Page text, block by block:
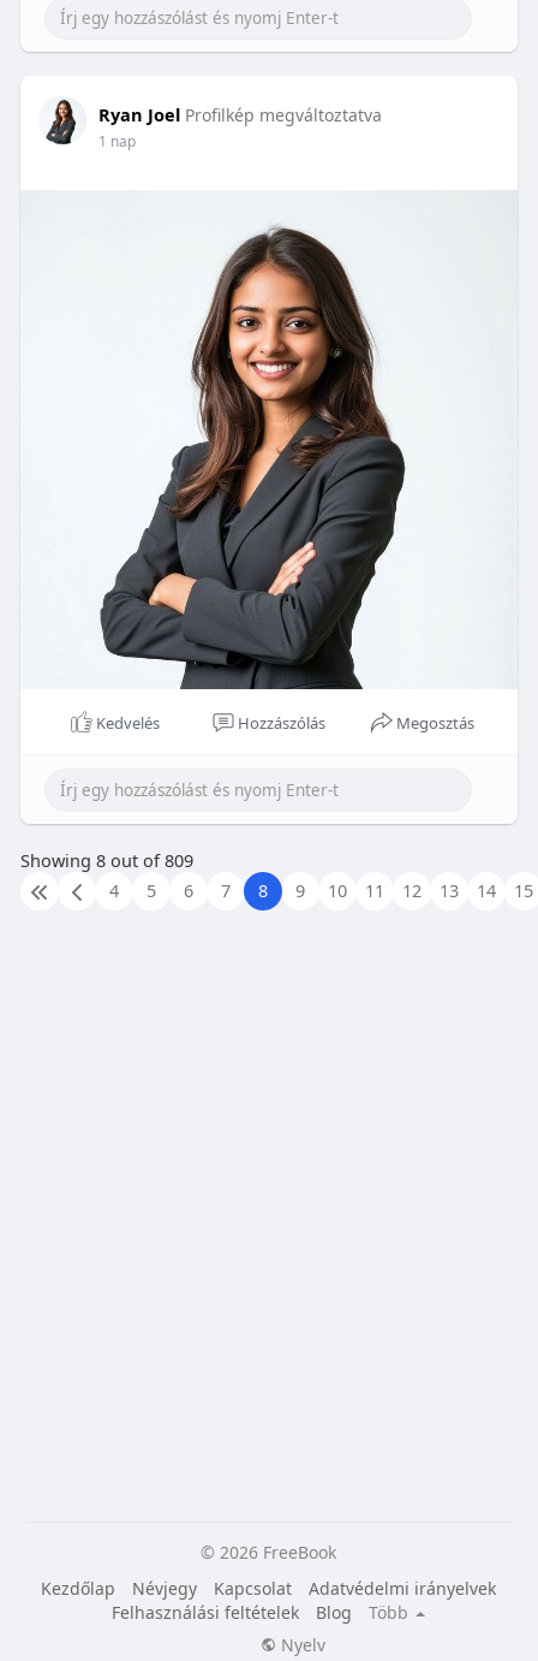
Ryan Joel Profilkép megváltoztatva
1 nap
Kedvelés Hozzászólás Megosztás
Showing 8 out of 809
4
5 6 7 8 9 10 11 12 13 14 15
© 2026 FreeBook
Kezdőlap
Névjegy Kapcsolat
Adatvédelmi irányelvek
Felhasználási feltételek
Blog
Több
Nyelv